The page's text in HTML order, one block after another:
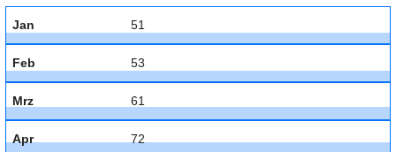
Jan 51
Feb 53
Mrz 61
Apr 72